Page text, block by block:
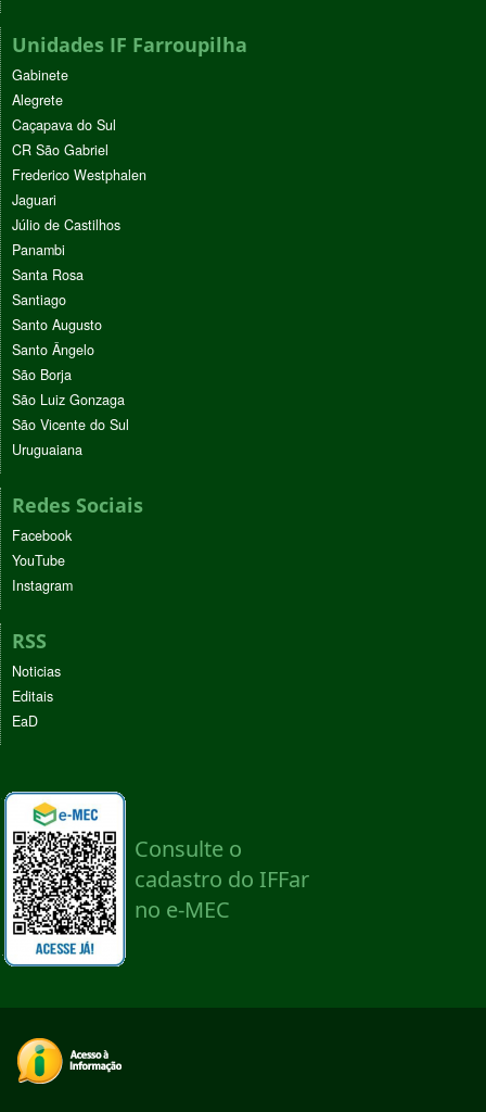
Unidades IF Farroupilha
Gabinete
Alegrete
Caçapava do Sul
CR São Gabriel
Frederico Westphalen
Jaguari
Júlio de Castilhos
Panambi
Santa Rosa
Santiago
Santo Augusto
Santo Ângelo
São Borja
São Luiz Gonzaga
São Vicente do Sul
Uruguaiana
Redes Sociais
Facebook
YouTube
Instagram
RSS
Noticias
Editais
EaD